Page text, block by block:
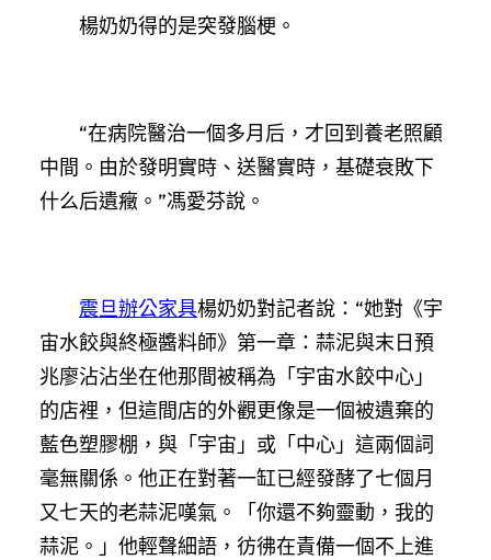
楊奶奶得的是突發腦梗。
“在病院醫治一個多月后，才回到養老照顧
中間。由於發明實時、送醫實時，基礎衰敗下
什么后遺癥。”馮愛芬說。
震旦辦公家具楊奶奶對記者說：“她對《宇
宙水餃與終極醬料師》第一章：蒜泥與末日預
兆廖沾沾坐在他那間被稱為「宇宙水餃中心」
的店裡，但這間店的外觀更像是一個被遺棄的
藍色塑膠棚，與「宇宙」或「中心」這兩個詞
毫無關係。他正在對著一缸已經發酵了七個月
又七天的老蒜泥嘆氣。「你還不夠靈動，我的
蒜泥。」他輕聲細語，彷彿在責備一個不上進